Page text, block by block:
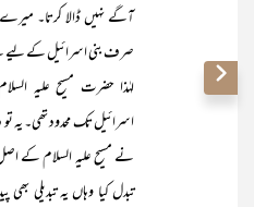
آگے نہیں ڈالا کرتا۔
صرف بنی اسرائیل کے
لہٰذا حضرت مسیح علیہ
اسرائیل تک محدود تھی۔ یہ
نے مسیح علیہ السلام کے
تبدل کیا وہاں یہ تبدیلی بھی